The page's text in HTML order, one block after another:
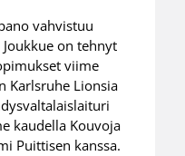
vahvistuu
on tehnyt
viime
Karlsruhe Lionsia
kaudella Kouvoja
Puittisen kanssa.